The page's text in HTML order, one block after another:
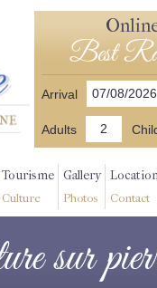
Best
Arrival
Adults
Tourisme
Culture
Gallery
Photos Contact
sur